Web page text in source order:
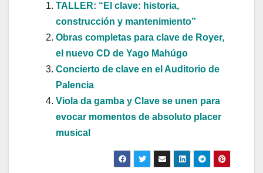
TALLER: “El clave: historia,
construcción y mantenimiento”
Obras completas para clave de Royer,
el nuevo CD de Yago Mahúgo
Concierto de clave en el Auditorio de
Palencia
Viola da gamba y Clave se unen para
evocar momentos de absoluto placer
musical